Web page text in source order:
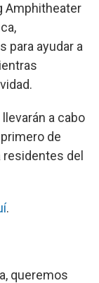
Amphitheater
para ayudar a
a cabo
de
del
.
queremos